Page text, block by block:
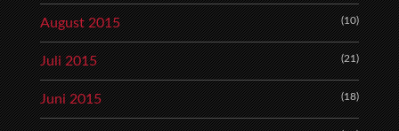
August 2015 (10)
Juli 2015 (21)
Juni 2015 (18)